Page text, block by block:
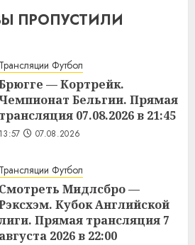
ПРОПУСТИЛИ
Трансляции Футбол
— Кортрейк.
Бельгии. Прямая
трансляция 07.08.2026 в 21:45
13:57 07.08.2026
Трансляции Футбол
Смотреть Мидлсбро —
Кубок Английской
Прямая трансляция 7
августа 2026 в 22:00